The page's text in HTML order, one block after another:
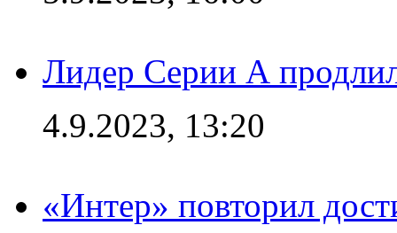
Лидер Серии А
4.9.2023, 13:20
«Интер» повторил